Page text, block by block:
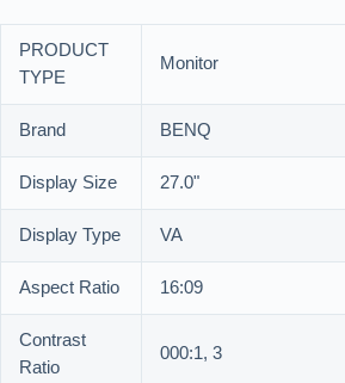
PRODUCT
TYPE
Monitor
Brand
BENQ
Display Size
27.0"
Display Type
VA
Aspect Ratio
16:09
Contrast
Ratio
000:1, 3